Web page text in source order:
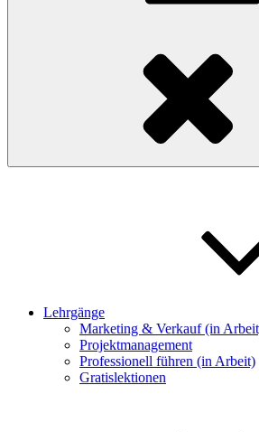
Lehrgänge
Marketing & Verkauf (in
Projektmanagement
Professionell führen (in Arbeit)
Gratislektionen